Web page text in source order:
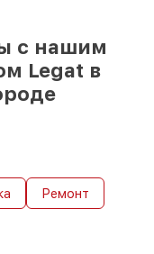
с нашим
Legat в
Ремонт